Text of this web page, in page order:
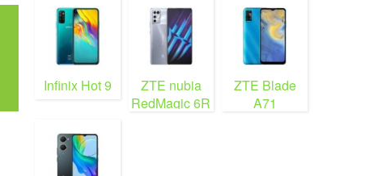
Infinix Hot 9
ZTE nubia
RedMagic 6R
ZTE Blade
A71